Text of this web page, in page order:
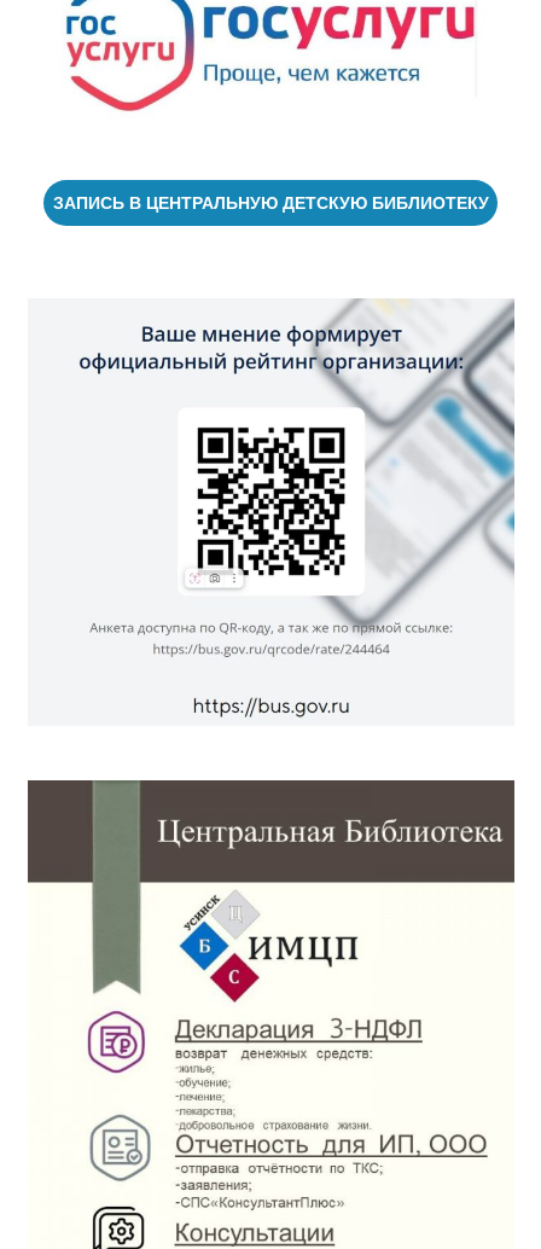
ЗАПИСЬ В ЦЕНТРАЛЬНУЮ ДЕТСКУЮ БИБЛИОТЕКУ